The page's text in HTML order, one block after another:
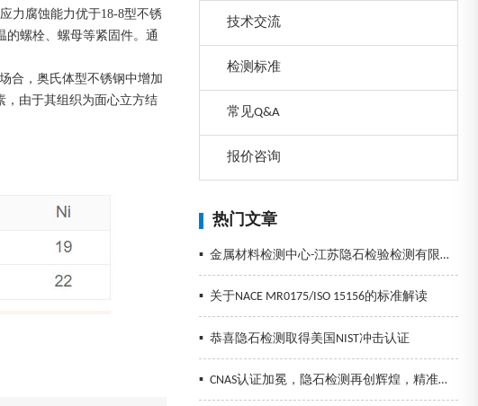
技术交流
检测标准
常见Q&A
报价咨询
热门文章
▪ 金属材料检测中心-江苏隐石检验检测有限公司
▪ 关于NACE MR0175/ISO 15156的标准解读
▪ 恭喜隐石检测取得美国NIST冲击认证
▪ CNAS认证加冕，隐石检测再创辉煌，精准检测助力企业发展！
力腐蚀能力优于18-8型不锈
的螺栓、螺母等紧固件。通
合，奥氏体型不锈钢中增加
，由于其组织为面心立方结